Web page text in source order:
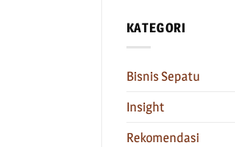
KATEGORI
Bisnis Sepatu
Insight
Rekomendasi